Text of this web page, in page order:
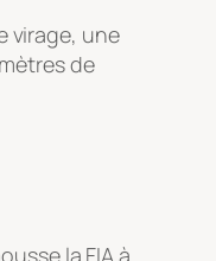
virage, une
de